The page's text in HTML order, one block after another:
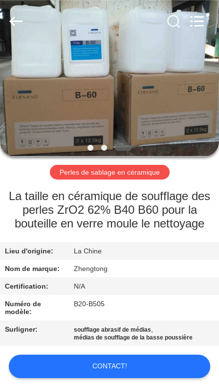
MAISON
PRODUITS
VIDÉOS
AU
SUJET
NOUS
VISITE
CONTRÔLE
DE
QUALITÉ
CONTACTEZ-
NOUVELLES
Zhengzhou
Zhengtong
Abrasive
Import&Export
Co.,Ltd.
All
Rights
Reserved.
Perles de sablage en céramique
La taille en céramique de soufflage des
perles ZrO2 62% B40 B60 pour la
bouteille en verre moule le nettoyage
Lieu d'origine: La Chine
Nom de marque: Zhengtong
Certification: N/A
Numéro de
modèle:
B20-B505
Surligner: soufflage abrasif de médias,
médias de soufflage de la basse poussière
CONTACT!